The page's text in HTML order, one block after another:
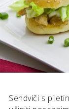
Sendviči s